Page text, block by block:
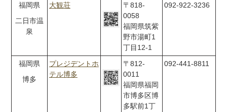
福岡県
二日市温
泉
大観荘
〒818-
0058
福岡県筑紫
野市湯町1
丁目12-1
092-922-3236
福岡県
博多
プレジデントホ
テル博多
〒812-
0011
福岡県福岡
市博多区博
多駅前1丁
092-441-8811